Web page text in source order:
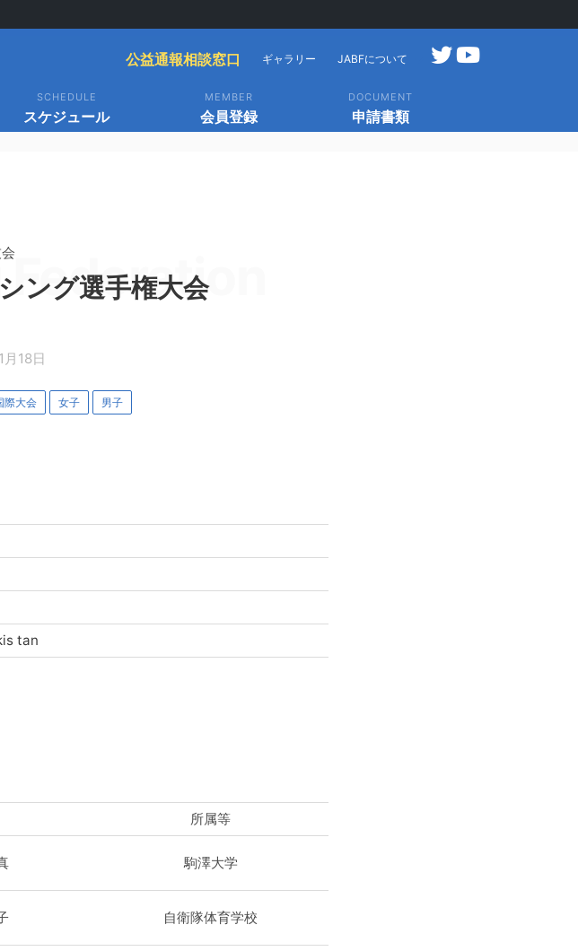
公益通報相談窓口 ギャラリー JABFについて
SCHEDULE
スケジュール
MEMBER
会員登録
DOCUMENT
申請書類
ング選手権大会
18日
際大会 女子 男子
tan
所属等
駒澤大学
自衛隊体育学校